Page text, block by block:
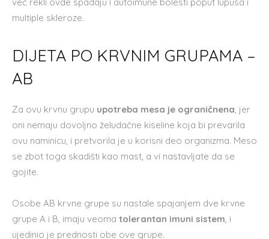
multiple skleroze.
DIJETA PO KRVNIM GRUPAMA –
AB
Za ovu krvnu grupu upotreba mesa je ograničnena, jer
oni nemaju dovoljno želudačne kiseline koja bi prevarila
ovu naminicu, i pretvorila je u korisni deo organizma. Meso
se zbot toga skadišti kao mast, a vi nastavljate da se
gojite.
Osobe AB krvne grupe su nastale spajanjem dve krvne
grupe A i B, imaju veoma tolerantan imuni sistem, i
ujedinio je prednosti obe ove grupe.